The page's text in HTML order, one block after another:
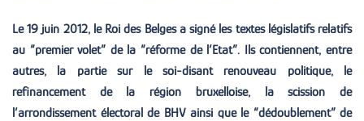
Le 19 juin 2012, le Roi des Belges a signé les textes législatifs relatifs
au “premier volet” de la “réforme de l’Etat”. Ils contiennent, entre
autres, la partie sur le soi-disant renouveau politique, le
refinancement de la région bruxelloise, la scission de
l’arrondissement électoral de BHV ainsi que le “dédoublement” de